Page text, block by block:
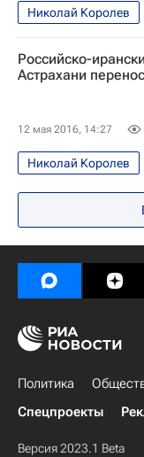
Николай Королев
Федеральное
Россия
Российско-
Астрахани
12 мая 2016, 14:27
Николай Королев
Политика
Александр
Махмуд Ваэзи
Политика
Спецпроекты
Версия 2023.1 Beta